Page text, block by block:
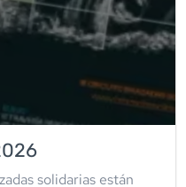
solidarias están